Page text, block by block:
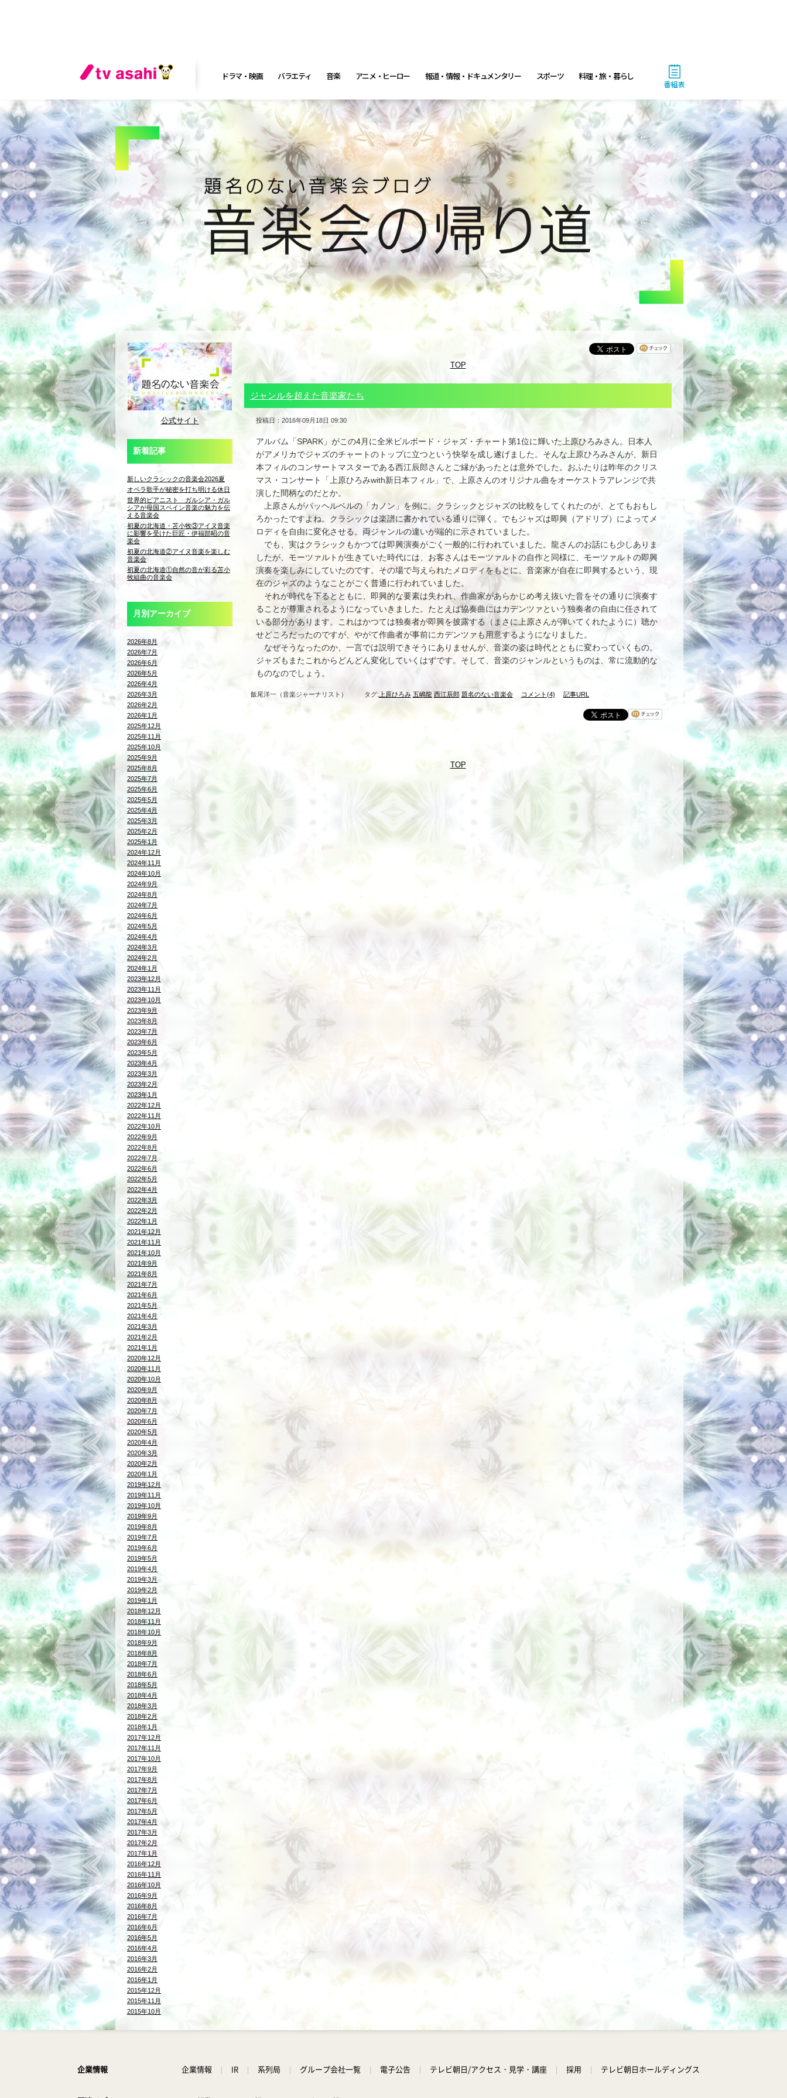
ドラマ・映画 バラエティ 音楽 アニメ・ヒーロー 報道・情報・ドキュメンタリー スポーツ 料理・旅・暮らし
番組表
公式サイト
新着記事
新しいクラシックの音楽会2026夏
オペラ歌手が秘密を打ち明ける休日
世界的ピアニスト ガルシア・ガル
シアが母国スペイン音楽の魅力を伝
える音楽会
初夏の北海道・苫小牧③アイヌ音楽
に影響を受けた巨匠・伊福部昭の音
楽会
初夏の北海道②アイヌ音楽を楽しむ
音楽会
初夏の北海道①自然の音が彩る苫小
牧組曲の音楽会
月別アーカイブ
2026年8月
2026年7月
2026年6月
2026年5月
2026年4月
2026年3月
2026年2月
2026年1月
2025年12月
2025年11月
2025年10月
2025年9月
2025年8月
2025年7月
2025年6月
2025年5月
2025年4月
2025年3月
2025年2月
2025年1月
2024年12月
2024年11月
2024年10月
2024年9月
2024年8月
2024年7月
2024年6月
2024年5月
2024年4月
2024年3月
2024年2月
2024年1月
2023年12月
2023年11月
2023年10月
2023年9月
2023年8月
2023年7月
2023年6月
2023年5月
2023年4月
2023年3月
2023年2月
2023年1月
2022年12月
2022年11月
2022年10月
2022年9月
2022年8月
2022年7月
2022年6月
2022年5月
2022年4月
2022年3月
2022年2月
2022年1月
2021年12月
2021年11月
2021年10月
2021年9月
2021年8月
2021年7月
2021年6月
2021年5月
2021年4月
2021年3月
2021年2月
2021年1月
2020年12月
2020年11月
2020年10月
2020年9月
2020年8月
2020年7月
2020年6月
2020年5月
2020年4月
2020年3月
2020年2月
2020年1月
2019年12月
2019年11月
2019年10月
2019年9月
2019年8月
2019年7月
2019年6月
2019年5月
2019年4月
2019年3月
2019年2月
2019年1月
2018年12月
2018年11月
2018年10月
2018年9月
2018年8月
2018年7月
2018年6月
2018年5月
2018年4月
2018年3月
2018年2月
2018年1月
2017年12月
2017年11月
2017年10月
2017年9月
2017年8月
2017年7月
2017年6月
2017年5月
2017年4月
2017年3月
2017年2月
2017年1月
2016年12月
2016年11月
2016年10月
2016年9月
2016年8月
2016年7月
2016年6月
2016年5月
2016年4月
2016年3月
2016年2月
2016年1月
2015年12月
2015年11月
2015年10月
TOP
ジャンルを超えた音楽家たち
投稿日：2016年09月18日 09:30
アルバム「SPARK」がこの4月に全米ビルボード・ジャズ・チャート第1位に輝いた上原ひろみさん。日本人
がアメリカでジャズのチャートのトップに立つという快挙を成し遂げました。そんな上原ひろみさんが、新日
本フィルのコンサートマスターである西江辰郎さんとご縁があったとは意外でした。おふたりは昨年のクリス
マス・コンサート「上原ひろみwith新日本フィル」で、上原さんのオリジナル曲をオーケストラアレンジで共
演した間柄なのだとか。
上原さんがパッヘルベルの「カノン」を例に、クラシックとジャズの比較をしてくれたのが、とてもおもし
ろかったですよね。クラシックは楽譜に書かれている通りに弾く。でもジャズは即興（アドリブ）によってメ
ロディを自由に変化させる。両ジャンルの違いが端的に示されていました。
でも、実はクラシックもかつては即興演奏がごく一般的に行われていました。龍さんのお話にも少しありま
したが、モーツァルトが生きていた時代には、お客さんはモーツァルトの自作と同様に、モーツァルトの即興
演奏を楽しみにしていたのです。その場で与えられたメロディをもとに、音楽家が自在に即興するという、現
在のジャズのようなことがごく普通に行われていました。
それが時代を下るとともに、即興的な要素は失われ、作曲家があらかじめ考え抜いた音をその通りに演奏す
ることが尊重されるようになっていきました。たとえば協奏曲にはカデンツァという独奏者の自由に任されて
いる部分があります。これはかつては独奏者が即興を披露する（まさに上原さんが弾いてくれたように）聴か
せどころだったのですが、やがて作曲者が事前にカデンツァも用意するようになりました。
なぜそうなったのか、一言では説明できそうにありませんが、音楽の姿は時代とともに変わっていくもの。
ジャズもまたこれからどんどん変化していくはずです。そして、音楽のジャンルというものは、常に流動的な
ものなのでしょう。
飯尾洋一（音楽ジャーナリスト） タグ: 上原ひろみ 五嶋龍 西江辰郎 題名のない音楽会 コメント(4) 記事URL
TOP
企業情報 企業情報 IR 系列局 グループ会社一覧 電子公告 テレビ朝日/アクセス・見学・講座 採用 テレビ朝日ホールディングス